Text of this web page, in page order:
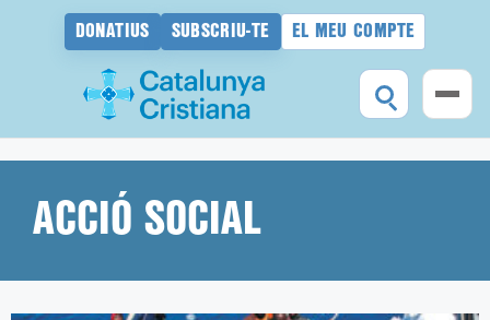
DONATIUS SUBSCRIU-TE EL MEU COMPTE
contingutACCIÓ SOCIAL